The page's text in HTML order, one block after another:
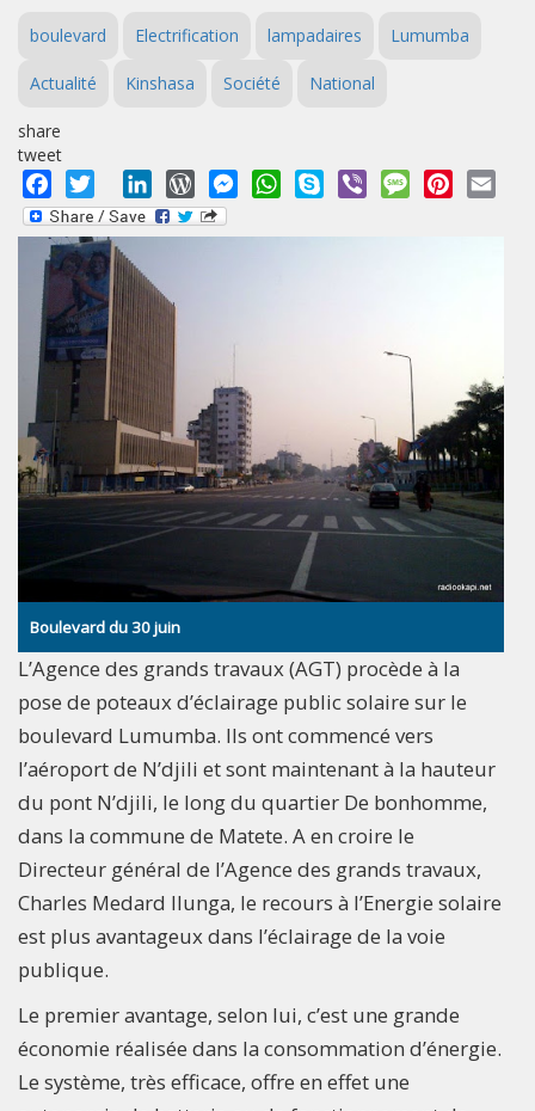
boulevard Electrification lampadaires Lumumba
Actualité Kinshasa Société National
share
tweet
Facebook
Twitter LinkedInWordPressMessengerWhatsApp
Skype Viber MessagePinterest
Boulevard du 30 juin
L’Agence des grands travaux (AGT) procède à la
pose de poteaux d’éclairage public solaire sur le
boulevard Lumumba. Ils ont commencé vers
l’aéroport de N’djili et sont maintenant à la hauteur
du pont N’djili, le long du quartier De bonhomme,
dans la commune de Matete. A en croire le
Directeur général de l’Agence des grands travaux,
Charles Medard Ilunga, le recours à l’Energie solaire
est plus avantageux dans l’éclairage de la voie
publique.
Le premier avantage, selon lui, c’est une grande
économie réalisée dans la consommation d’énergie.
Le système, très efficace, offre en effet une